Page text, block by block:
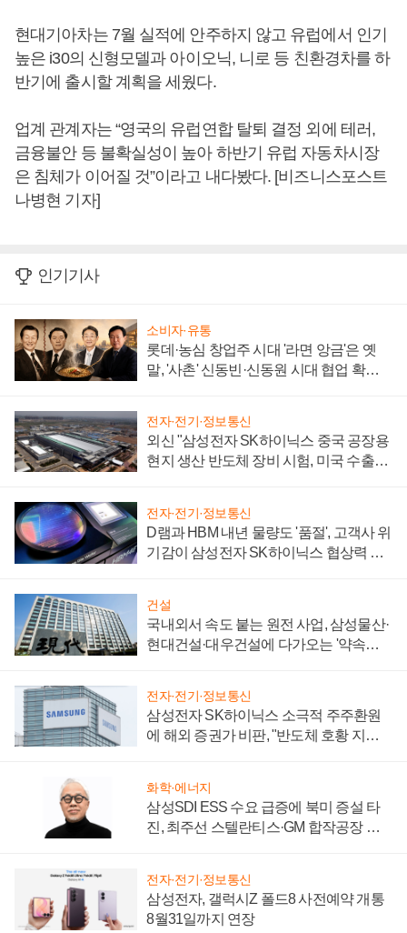
현대기아차는 7월 실적에 안주하지 않고 유럽에서 인기
높은 i30의 신형모델과 아이오닉, 니로 등 친환경차를 하
반기에 출시할 계획을 세웠다.
업계 관계자는 “영국의 유럽연합 탈퇴 결정 외에 테러,
금융불안 등 불확실성이 높아 하반기 유럽 자동차시장
은 침체가 이어질 것”이라고 내다봤다. [비즈니스포스트
나병현 기자]
인기기사
소비자·유통
롯데·농심 창업주 시대 '라면 앙금'은 옛
말, '사촌' 신동빈·신동원 시대 협업 확대
전자·전기·정보통신
외신 "삼성전자 SK하이닉스 중국 공장용
현지 생산 반도체 장비 시험, 미국 수출통
전자·전기·정보통신
D램과 HBM 내년 물량도 '품절', 고객사 위
기감이 삼성전자 SK하이닉스 협상력 더
건설
국내외서 속도 붙는 원전 사업, 삼성물산·
현대건설·대우건설에 다가오는 '약속의
전자·전기·정보통신
삼성전자 SK하이닉스 소극적 주주환원
에 해외 증권가 비판, "반도체 호황 지속
화학·에너지
삼성SDI ESS 수요 급증에 북미 증설 타
진, 최주선 스텔란티스·GM 합작공장 건
전자·전기·정보통신
삼성전자, 갤럭시Z 폴드8 사전예약 개통
8월31일까지 연장